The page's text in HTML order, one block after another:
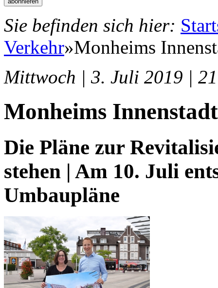
Sie befinden sich hier:
Verkehr»Monheims
Mittwoch | 3. Juli 2019 |
Monheims
Die Pläne zur
stehen | Am 10. Juli
Umbaupläne